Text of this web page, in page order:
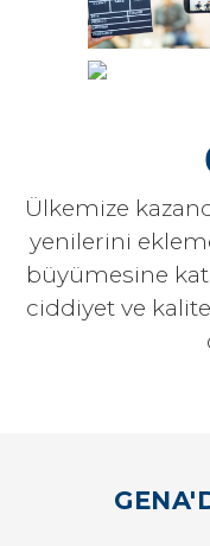
Ülkemize
yenilerini
büyümesine
ciddiyet ve